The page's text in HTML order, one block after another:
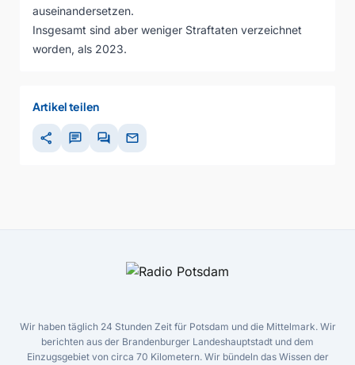
auseinandersetzen.
Insgesamt sind aber weniger Straftaten verzeichnet
worden, als 2023.
Artikel teilen
share chat forum mail
Wir haben täglich 24 Stunden Zeit für Potsdam und die Mittelmark. Wir
berichten aus der Brandenburger Landeshauptstadt und dem
Einzugsgebiet von circa 70 Kilometern. Wir bündeln das Wissen der